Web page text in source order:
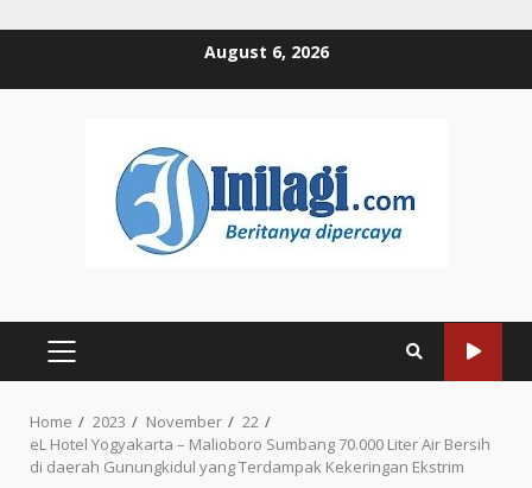
August 6, 2026
PRIMARY
Home 2023 November
22
eL Hotel Yogyakarta – Malioboro Sumbang 70.000 Liter Air Bersih
di daerah Gunungkidul yang Terdampak Kekeringan Ekstrim